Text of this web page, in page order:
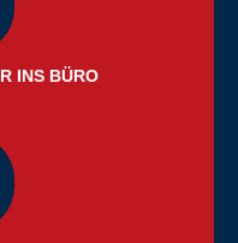
INS BÜRO